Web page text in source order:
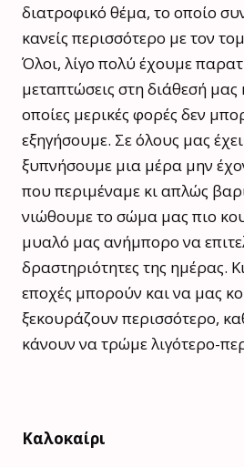
διατροφικό θέμα, το οποίο
κανείς περισσότερο με τον
Όλοι, λίγο πολύ έχουμε
μεταπτώσεις στη διάθεσή μας
οποίες μερικές φορές δεν
εξηγήσουμε. Σε όλους μας
ξυπνήσουμε μια μέρα μην
που περιμέναμε κι απλώς
νιώθουμε το σώμα μας πιο
μυαλό μας ανήμπορο να
δραστηριότητες της ημέρας.
εποχές μπορούν και να μας
ξεκουράζουν περισσότερο,
κάνουν να τρώμε λιγότερο-
Καλοκαίρι